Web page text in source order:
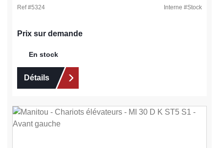
Ref #5324 Interne #Stock
Prix sur demande
En stock
Détails